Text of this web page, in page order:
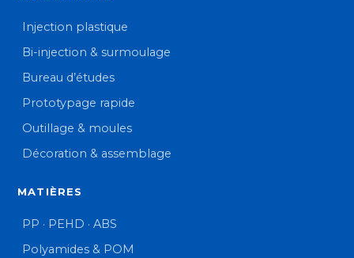
Injection plastique
Bi-injection & surmoulage
Bureau d’études
Prototypage rapide
Outillage & moules
Décoration & assemblage
MATIÈRES
PP · PEHD · ABS
Polyamides & POM